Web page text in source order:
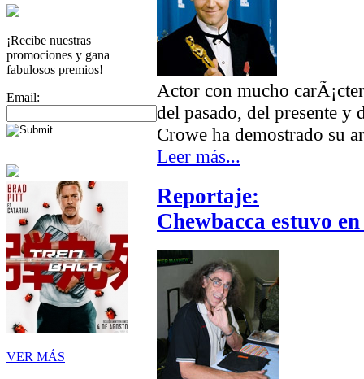
¡Recibe nuestras
promociones y gana
fabulosos premios!
Email:
VER MÁS
Actor con mucho
del pasado, del presente y
Crowe ha demostrado su
Leer más...
Reportaje:
Chewbacca estuvo